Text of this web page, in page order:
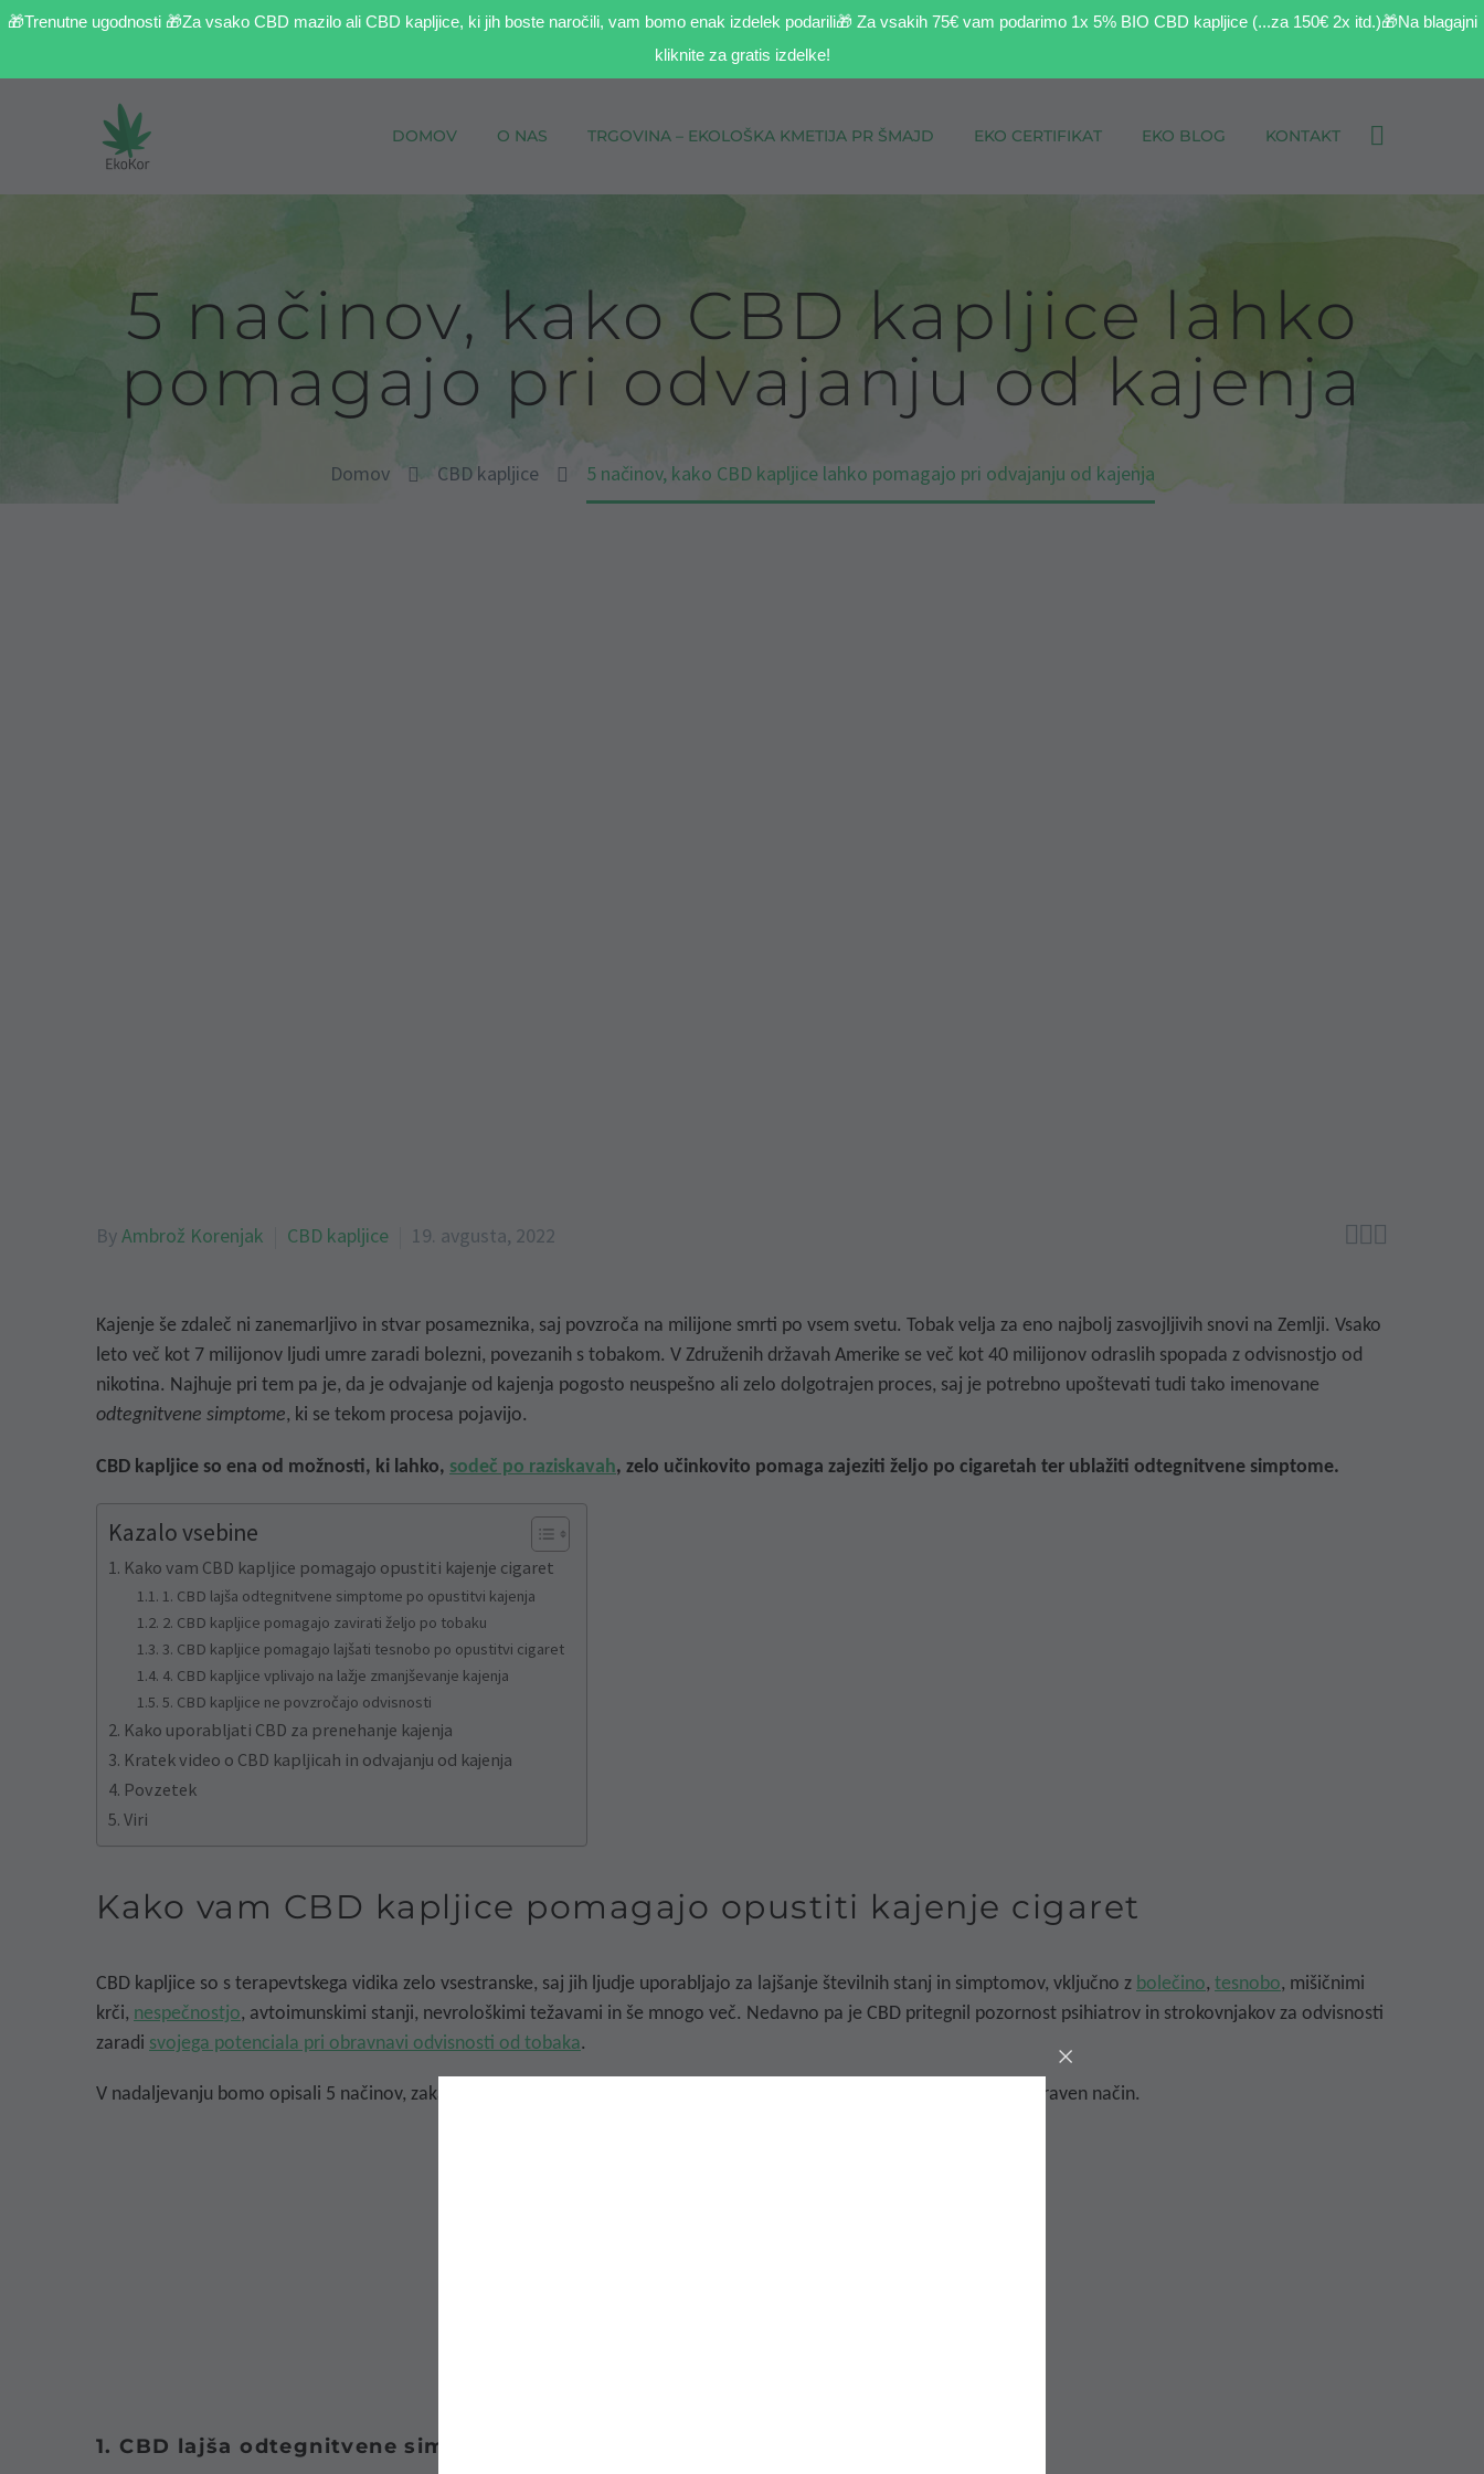
🎁Trenutne ugodnosti 🎁Za vsako CBD mazilo ali CBD kapljice, ki jih boste naročili, vam bomo enak izdelek podarili🎁 Za vsakih 75€ vam podarimo 1x 5% BIO CBD kapljice (...za 150€ 2x itd.)🎁Na blagajni
kliknite za gratis izdelke!
DOMOV O NAS TRGOVINA – EKOLOŠKA KMETIJA PR ŠMAJD EKO CERTIFIKAT EKO BLOG KONTAKT
5 načinov, kako CBD kapljice lahko
pomagajo pri odvajanju od kajenja
Domov CBD kapljice 5 načinov, kako CBD kapljice lahko pomagajo pri odvajanju od kajenja

ByAmbrož Korenjak CBD kapljice 19. avgusta, 2022
Kajenje še zdaleč ni zanemarljivo in stvar posameznika, saj povzroča na milijone smrti po vsem svetu. Tobak velja za eno najbolj zasvojljivih snovi na Zemlji. Vsako
leto več kot 7 milijonov ljudi umre zaradi bolezni, povezanih s tobakom. V Združenih državah Amerike se več kot 40 milijonov odraslih spopada z odvisnostjo od
nikotina. Najhuje pri tem pa je, da je odvajanje od kajenja pogosto neuspešno ali zelo dolgotrajen proces, saj je potrebno upoštevati tudi tako imenovane
odtegnitvene simptome, ki se tekom procesa pojavijo.
CBD kapljice so ena od možnosti, ki lahko, sodeč po raziskavah, zelo učinkovito pomaga zajeziti željo po cigaretah ter ublažiti odtegnitvene simptome.
Kazalo vsebine
Kako vam CBD kapljice pomagajo opustiti kajenje cigaret
1. CBD lajša odtegnitvene simptome po opustitvi kajenja
2. CBD kapljice pomagajo zavirati željo po tobaku
3. CBD kapljice pomagajo lajšati tesnobo po opustitvi cigaret
4. CBD kapljice vplivajo na lažje zmanjševanje kajenja
5. CBD kapljice ne povzročajo odvisnosti
Kako uporabljati CBD za prenehanje kajenja
Kratek video o CBD kapljicah in odvajanju od kajenja
Povzetek
Viri
Kako vam CBD kapljice pomagajo opustiti kajenje cigaret
CBD kapljice so s terapevtskega vidika zelo vsestranske, saj jih ljudje uporabljajo za lajšanje številnih stanj in simptomov, vključno z bolečino, tesnobo, mišičnimi
krči, nespečnostjo, avtoimunskimi stanji, nevrološkimi težavami in še mnogo več. Nedavno pa je CBD pritegnil pozornost psihiatrov in strokovnjakov za odvisnosti
zaradi svojega potenciala pri obravnavi odvisnosti od tobaka.
V nadaljevanju bomo opisali 5 načinov, zakaj vam lahko CBD kapljice pomagajo opustiti kajenje v krajšem času in na naraven način.
1. CBD lajša odtegnitvene simptome po opustitvi kajenja